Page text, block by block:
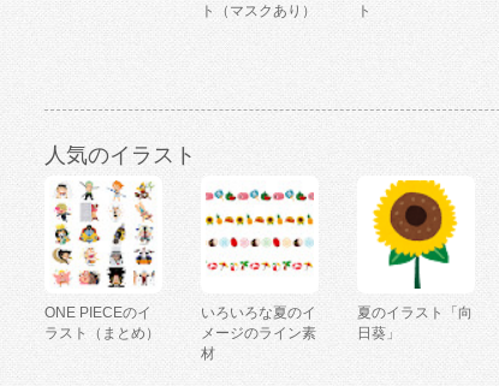
ト（マスクあり）
ト
人気のイラスト
ONE PIECEのイ
ラスト（まとめ）
いろいろな夏のイ
メージのライン素
材
夏のイラスト「向
日葵」